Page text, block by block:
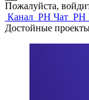
Пожалуйста,
Канал PH Чат PH
Достойные